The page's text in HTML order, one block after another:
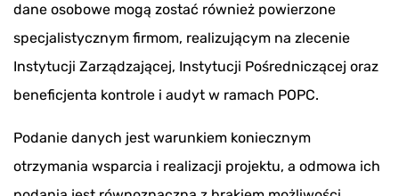
dane osobowe mogą zostać również powierzone
specjalistycznym firmom, realizującym na zlecenie
Instytucji Zarządzającej, Instytucji Pośredniczącej oraz
beneficjenta kontrole i audyt w ramach POPC.
Podanie danych jest warunkiem koniecznym
otrzymania wsparcia i realizacji projektu, a odmowa ich